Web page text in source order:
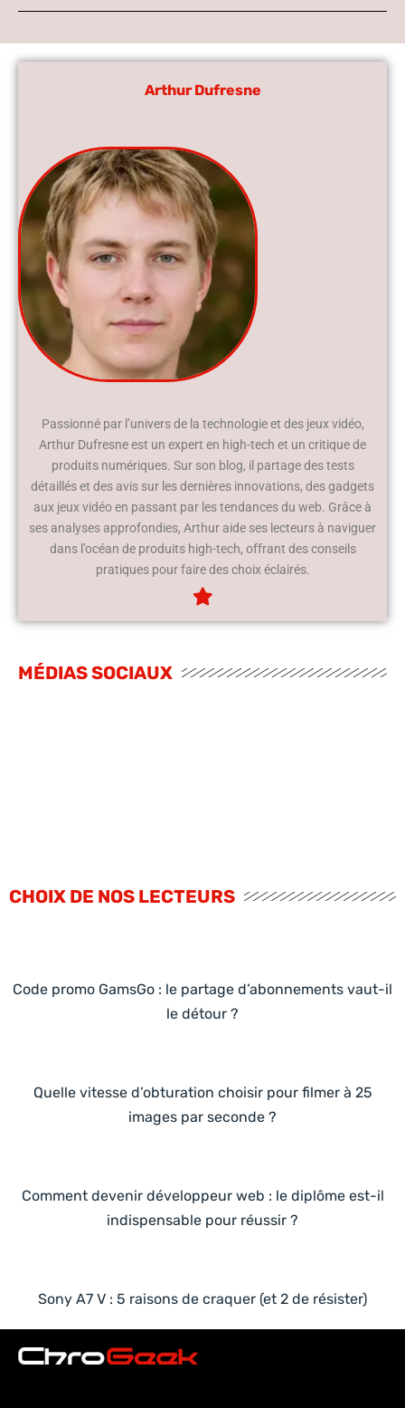
Arthur Dufresne
Passionné par l’univers de la technologie et des jeux vidéo,
Arthur Dufresne est un expert en high-tech et un critique de
produits numériques. Sur son blog, il partage des tests
détaillés et des avis sur les dernières innovations, des gadgets
aux jeux vidéo en passant par les tendances du web. Grâce à
ses analyses approfondies, Arthur aide ses lecteurs à naviguer
dans l’océan de produits high-tech, offrant des conseils
pratiques pour faire des choix éclairés.
MÉDIAS SOCIAUX
CHOIX DE NOS LECTEURS
Code promo GamsGo : le partage d’abonnements vaut-il
le détour ?
Quelle vitesse d’obturation choisir pour filmer à 25
images par seconde ?
Comment devenir développeur web : le diplôme est-il
indispensable pour réussir ?
Sony A7 V : 5 raisons de craquer (et 2 de résister)